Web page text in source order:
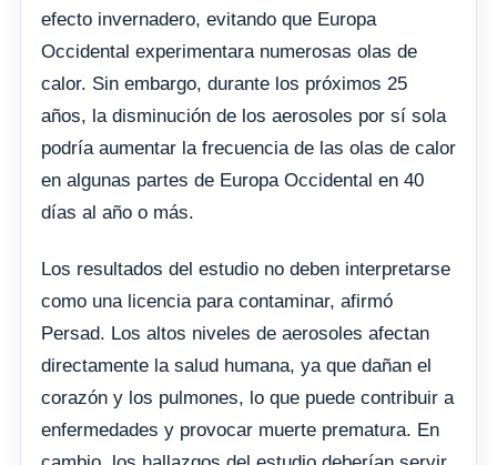
efecto invernadero, evitando que Europa
Occidental experimentara numerosas olas de
calor. Sin embargo, durante los próximos 25
años, la disminución de los aerosoles por sí sola
podría aumentar la frecuencia de las olas de calor
en algunas partes de Europa Occidental en 40
días al año o más.
Los resultados del estudio no deben interpretarse
como una licencia para contaminar, afirmó
Persad. Los altos niveles de aerosoles afectan
directamente la salud humana, ya que dañan el
corazón y los pulmones, lo que puede contribuir a
enfermedades y provocar muerte prematura. En